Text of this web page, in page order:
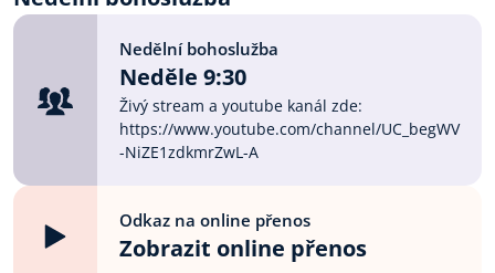
a promítání dokumentárního
Nedělní bohoslužba
Neděle 9:30
Živý stream a youtube kanál zde:
https://www.youtube.com/channel/UC_begWV
-NiZE1zdkmrZwL-A
Odkaz na online přenos
Zobrazit online přenos